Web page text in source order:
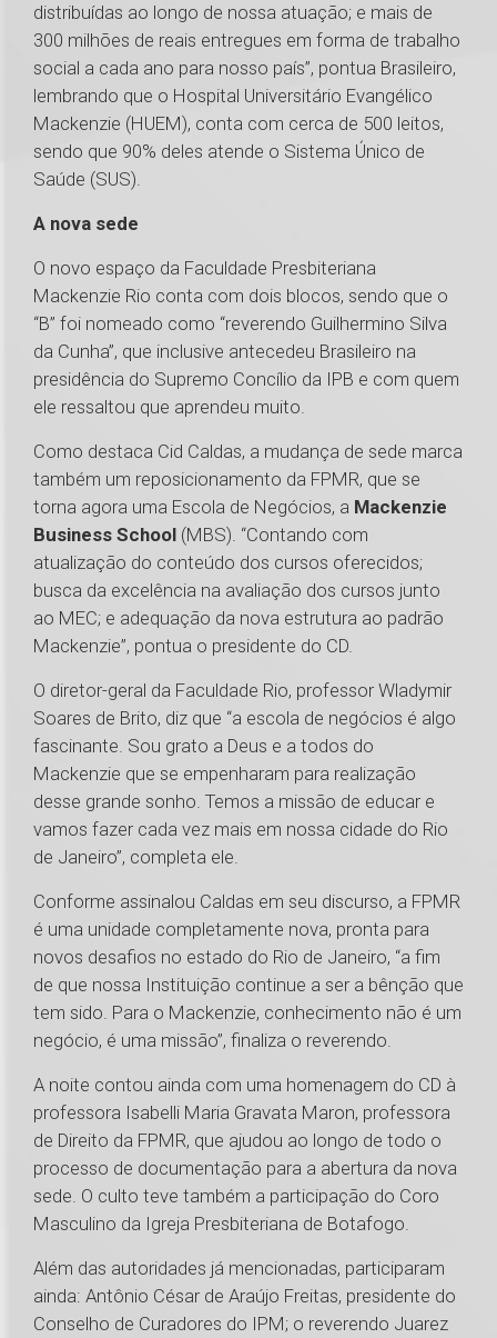
distribuídas ao longo de nossa atuação; e mais de
300 milhões de reais entregues em forma de trabalho
social a cada ano para nosso país”, pontua Brasileiro,
lembrando que o Hospital Universitário Evangélico
Mackenzie (HUEM), conta com cerca de 500 leitos,
sendo que 90% deles atende o Sistema Único de
Saúde (SUS).
A nova sede
O novo espaço da Faculdade Presbiteriana
Mackenzie Rio conta com dois blocos, sendo que o
“B” foi nomeado como “reverendo Guilhermino Silva
da Cunha”, que inclusive antecedeu Brasileiro na
presidência do Supremo Concílio da IPB e com quem
ele ressaltou que aprendeu muito.
Como destaca Cid Caldas, a mudança de sede marca
também um reposicionamento da FPMR, que se
torna agora uma Escola de Negócios, a Mackenzie
Business School (MBS). “Contando com
atualização do conteúdo dos cursos oferecidos;
busca da excelência na avaliação dos cursos junto
ao MEC; e adequação da nova estrutura ao padrão
Mackenzie”, pontua o presidente do CD.
O diretor-geral da Faculdade Rio, professor Wladymir
Soares de Brito, diz que “a escola de negócios é algo
fascinante. Sou grato a Deus e a todos do
Mackenzie que se empenharam para realização
desse grande sonho. Temos a missão de educar e
vamos fazer cada vez mais em nossa cidade do Rio
de Janeiro”, completa ele.
Conforme assinalou Caldas em seu discurso, a FPMR
é uma unidade completamente nova, pronta para
novos desafios no estado do Rio de Janeiro, “a fim
de que nossa Instituição continue a ser a bênção que
tem sido. Para o Mackenzie, conhecimento não é um
negócio, é uma missão”, finaliza o reverendo.
A noite contou ainda com uma homenagem do CD à
professora Isabelli Maria Gravata Maron, professora
de Direito da FPMR, que ajudou ao longo de todo o
processo de documentação para a abertura da nova
sede. O culto teve também a participação do Coro
Masculino da Igreja Presbiteriana de Botafogo.
Além das autoridades já mencionadas, participaram
ainda: Antônio César de Araújo Freitas, presidente do
Conselho de Curadores do IPM; o reverendo Juarez